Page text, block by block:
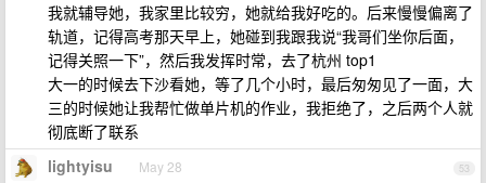
我就辅导她，我家里比较穷，她就给我好吃的。后来慢慢偏离了
轨道，记得高考那天早上，她碰到我跟我说“我哥们坐你后面，
记得关照一下”，然后我发挥时常，去了杭州 top1
大一的时候去下沙看她，等了几个小时，最后匆匆见了一面，大
三的时候她让我帮忙做单片机的作业，我拒绝了，之后两个人就
彻底断了联系
53
lightyisu May 28